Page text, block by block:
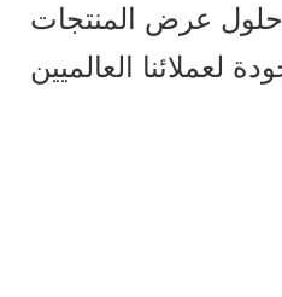
حلول عرض المنتجات